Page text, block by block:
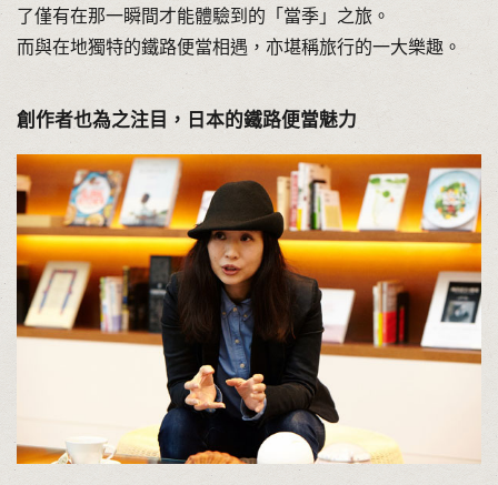
了僅有在那一瞬間才能體驗到的「當季」之旅。
而與在地獨特的鐵路便當相遇，亦堪稱旅行的一大樂趣。
創作者也為之注目，日本的鐵路便當魅力